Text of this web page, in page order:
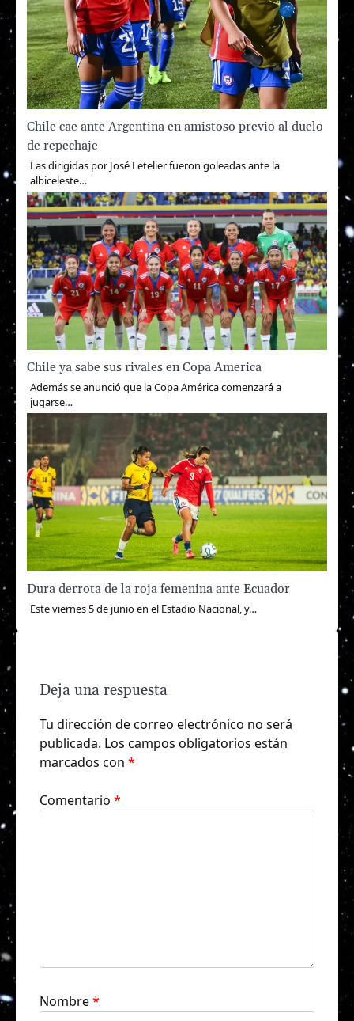
Chile cae ante Argentina en amistoso previo al duelo
de repechaje
Las dirigidas por José Letelier fueron goleadas ante la
albiceleste…
Chile ya sabe sus rivales en Copa America
Además se anunció que la Copa América comenzará a
jugarse…
Dura derrota de la roja femenina ante Ecuador
Este viernes 5 de junio en el Estadio Nacional, y…
Deja una respuesta
Tu dirección de correo electrónico no será
publicada. Los campos obligatorios están
marcados con *
Comentario *
Nombre*